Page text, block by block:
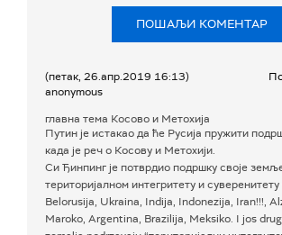
ПОШАЉИ КОМЕНТАР
(петак, 26.апр.2019 16:13)
anonymous
главна тема Косово и Метохија
Путин је истакао да ће Русија пружити
када је реч о Косову и Метохији.
Си Ђинпинг је потврдио подршку своје
територијалном интегритету и суверенитету
Belorusija, Ukraina, Indija, Indonezija, Iran!!!,
Maroko, Argentina, Brazilija, Meksiko. I jos